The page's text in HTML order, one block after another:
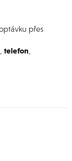
přes
telefon